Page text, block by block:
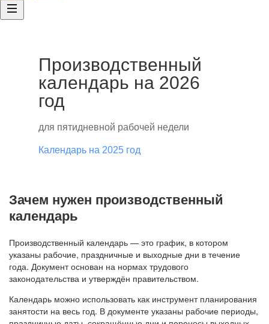
Производственный
календарь на 2026
год
для пятидневной рабочей недели
Календарь на 2025 год
Зачем нужен производственный
календарь
Производственный календарь — это график, в котором
указаны рабочие, праздничные и выходные дни в течение
года. Документ основан на нормах трудового
законодательства и утверждён правительством.
Календарь можно использовать как инструмент планирования
занятости на весь год. В документе указаны рабочие периоды,